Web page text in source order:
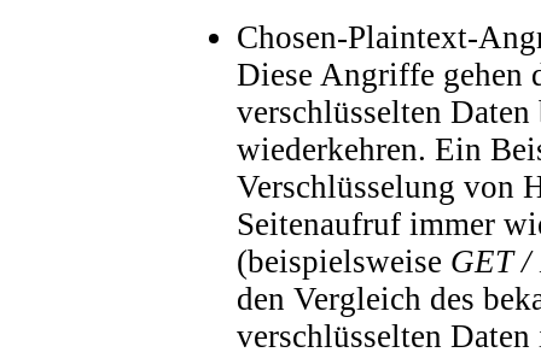
Chosen-Plaintext-
Diese Angriffe gehen
verschlüsselten
wiederkehren. Ein
Verschlüsselung von
Seitenaufruf immer
(beispielsweise GET /
den Vergleich des
verschlüsselten